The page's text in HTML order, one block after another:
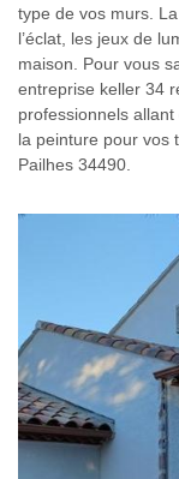
type de vos murs.
l’éclat, les jeux de
maison. Pour vous
entreprise keller 34
professionnels
la peinture pour vos
Pailhes 34490.